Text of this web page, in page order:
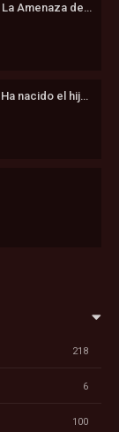
El Sorprendente Hombre-Araña 2: La Amenaza de Electro (2014)
Pesadilla en la calle del infierno 5: Ha nacido el hijo de Freddy (1989)
218
6
100